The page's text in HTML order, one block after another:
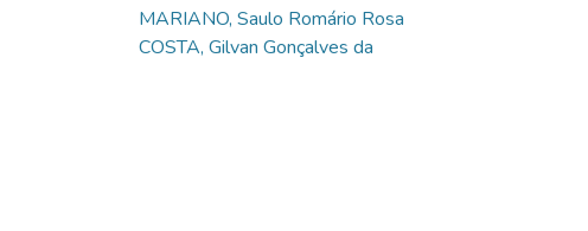
MARIANO, Saulo Romário Rosa
COSTA, Gilvan Gonçalves da